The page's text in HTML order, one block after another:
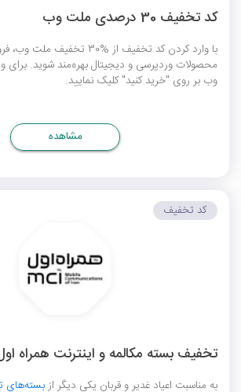
کد تخفیف 30 درصدی ملت وب
با وارد کردن کد تخفیف از %30
محصولات وردپرسی و دیجیتال بهره‌مند شوید. برای
وب بر روی "خرید کنید" کلیک نمایید.
مشاهده
تخفیف بسته مکالمه و اینترنت همراه
به مناسبت اعیاد غدیر و قربان یکی دیگر ازبسته‌های
کد تخفیف